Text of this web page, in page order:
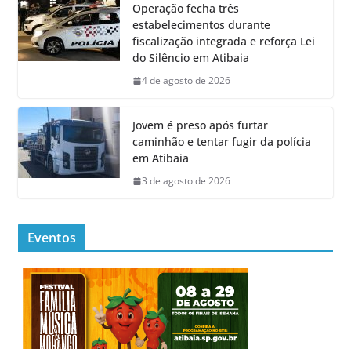
Operação fecha três
estabelecimentos durante
fiscalização integrada e reforça Lei
do Silêncio em Atibaia
4 de agosto de 2026
Jovem é preso após furtar
caminhão e tentar fugir da polícia
em Atibaia
3 de agosto de 2026
Eventos